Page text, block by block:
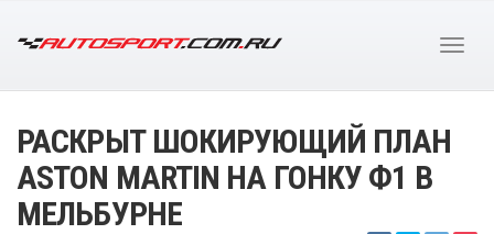
РАСКРЫТ ШОКИРУЮЩИЙ ПЛАН
ASTON MARTIN НА ГОНКУ Ф1 В
МЕЛЬБУРНЕ